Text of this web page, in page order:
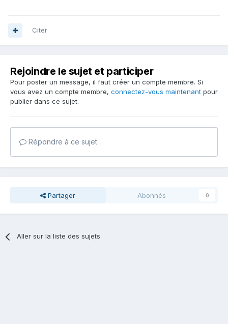
Citer
Rejoindre le sujet et participer
Pour poster un message, il faut créer un compte membre. Si
vous avez un compte membre, connectez-vous maintenant pour
publier dans ce sujet.
Répondre à ce sujet…
Partager Abonnés 0
Aller sur la liste des sujets